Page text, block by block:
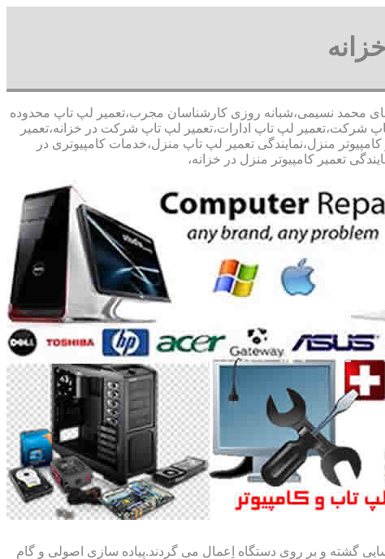
در صد تخفیف مشاوره رایگان09126268033 آقای محمد نسیمی،شبانه روزی کارشناسان مجرب،تعمیر لپ تاپ محدوده
تاپ شرکت،تعمیر لپ تاپ ادارات،تعمیر لپ تاپ شرکت در خزانه،تعمیر
کامپیوتر منزل،نمایندگی تعمیر لپ تاپ منزل،خدمات کامپیوتری در
تعمیر کامپیوتر منزل در خزانه،
گشته و بر روی دستگاه اِعمال می گردند.پیاده سازی اصولی و گام